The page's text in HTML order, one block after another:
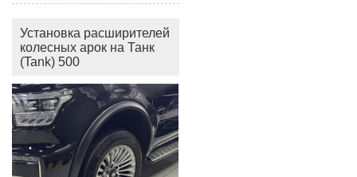
Установка расширителей
колесных арок на Танк
(Tank) 500